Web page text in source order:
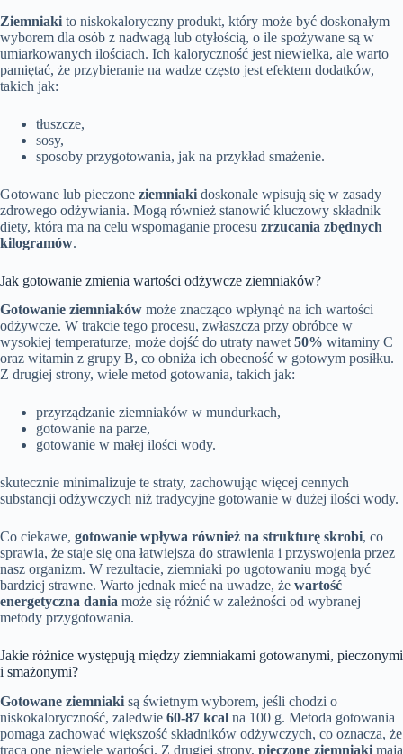
Ziemniaki to niskokaloryczny produkt, który może być doskonałym
wyborem dla osób z nadwagą lub otyłością, o ile spożywane są w
umiarkowanych ilościach. Ich kaloryczność jest niewielka, ale warto
pamiętać, że przybieranie na wadze często jest efektem dodatków,
takich jak:
tłuszcze,
sosy,
sposoby przygotowania, jak na przykład smażenie.
Gotowane lub pieczone ziemniaki doskonale wpisują się w zasady
zdrowego odżywiania. Mogą również stanowić kluczowy składnik
diety, która ma na celu wspomaganie procesu zrzucania zbędnych
kilogramów.
Jak gotowanie zmienia wartości odżywcze ziemniaków?
Gotowanie ziemniaków może znacząco wpłynąć na ich wartości
odżywcze. W trakcie tego procesu, zwłaszcza przy obróbce w
wysokiej temperaturze, może dojść do utraty nawet 50% witaminy C
oraz witamin z grupy B, co obniża ich obecność w gotowym posiłku.
Z drugiej strony, wiele metod gotowania, takich jak:
przyrządzanie ziemniaków w mundurkach,
gotowanie na parze,
gotowanie w małej ilości wody.
skutecznie minimalizuje te straty, zachowując więcej cennych
substancji odżywczych niż tradycyjne gotowanie w dużej ilości wody.
Co ciekawe, gotowanie wpływa również na strukturę skrobi, co
sprawia, że staje się ona łatwiejsza do strawienia i przyswojenia przez
nasz organizm. W rezultacie, ziemniaki po ugotowaniu mogą być
bardziej strawne. Warto jednak mieć na uwadze, że wartość
energetyczna dania może się różnić w zależności od wybranej
metody przygotowania.
Jakie różnice występują między ziemniakami gotowanymi, pieczonymi
i smażonymi?
Gotowane ziemniaki są świetnym wyborem, jeśli chodzi o
niskokaloryczność, zaledwie 60-87 kcal na 100 g. Metoda gotowania
pomaga zachować większość składników odżywczych, co oznacza, że
tracą one niewiele wartości. Z drugiej strony, pieczone ziemniaki mają